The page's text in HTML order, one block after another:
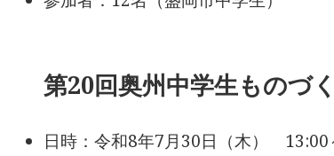
第20回奥州中学生ものづ
日時：令和8年7月30日（木） 13:00